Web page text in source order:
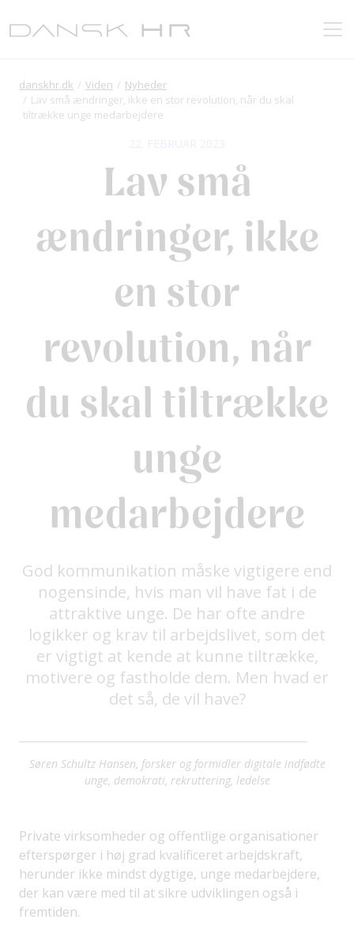
danskhr.dk Viden
Nyheder
Lav små ændringer, ikke en stor revolution, når du skal
tiltrække unge medarbejdere
Lav små
ændringer, ikke
en stor
revolution, når
du skal tiltrække
unge
medarbejdere
God kommunikation måske vigtigere end
nogensinde, hvis man vil have fat i de
attraktive unge. De har ofte andre
logikker og krav til arbejdslivet, som det
er vigtigt at kende at kunne tiltrække,
motivere og fastholde dem. Men hvad er
det så, de vil have?
Søren Schultz Hansen, forsker og formidler digitale indfødte
unge, demokrati, rekruttering, ledelse
Private virksomheder og offentlige organisationer
efterspørger i høj grad kvalificeret arbejdskraft,
herunder ikke mindst dygtige, unge medarbejdere,
der kan være med til at sikre udviklingen også i
fremtiden.